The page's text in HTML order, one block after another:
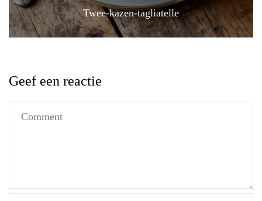
Twee-kazen-tagliatelle
Geef een reactie